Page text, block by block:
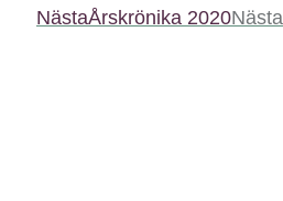
NästaÅrskrönika 2020Nästa